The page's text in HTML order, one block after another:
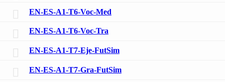
EN-ES-A1-T6-Voc-Med
EN-ES-A1-T6-Voc-Tra
EN-ES-A1-T7-Eje-FutSim
EN-ES-A1-T7-Gra-FutSim